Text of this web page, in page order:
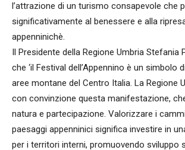
l’attrazione di un turismo consapevole che
significativamente al benessere e alla
appenninichè.
Il Presidente della Regione Umbria Stefania
che ‘il Festival dell’Appennino è un simbolo
aree montane del Centro Italia. La Regione
con convinzione questa manifestazione,
natura e partecipazione. Valorizzare i
paesaggi appenninici significa investire in
per i territori interni, promuovendo sviluppo